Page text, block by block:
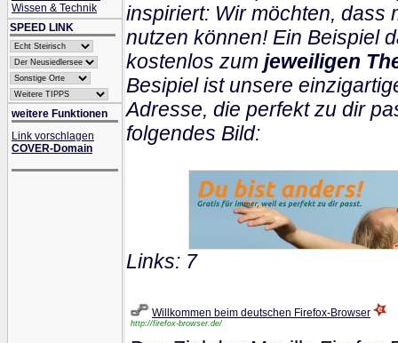
Wissen & Technik
SPEED LINK
weitere Funktionen
Link vorschlagen
COVER-Domain
inspiriert: Wir möchten, dass
nutzen können! Ein Beispiel
kostenlos zum jeweiligen
Besipiel ist unsere
Adresse, die perfekt zu dir
folgendes Bild:
Links: 7
Willkommen beim deutschen Firefox-Browser
http://firefox-browser.de/